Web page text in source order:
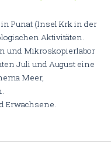
Punat (Insel Krk in der
Aktivitäten.
und Mikroskopierlabor
Juli und August eine
Meer,
Erwachsene.